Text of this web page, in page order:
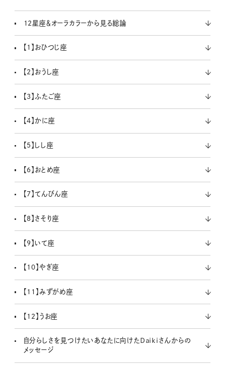
12星座＆オーラカラーから見る総論
【1】おひつじ座
【2】おうし座
【3】ふたご座
【4】かに座
【5】しし座
【6】おとめ座
【7】てんびん座
【8】さそり座
【9】いて座
【10】やぎ座
【11】みずがめ座
【12】うお座
自分らしさを見つけたいあなたに向けたDaikiさんからの
メッセージ